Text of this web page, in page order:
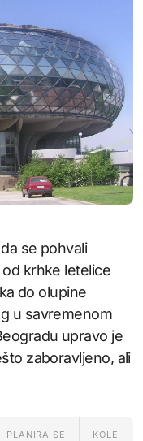
krhke letelice
do olupine
u savremenom
upravo je
zaboravljeno, ali
PLANIRA SE
KOLE